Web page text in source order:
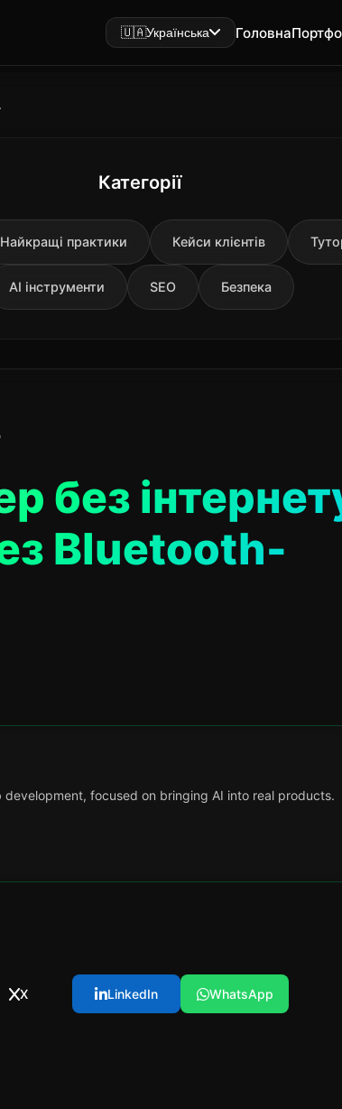
🇺🇦Українська Головна
Категорії
Найкращі практики Кейси клієнтів
AI інструменти SEO Безпека
без
Bluetooth-
development, focused on bringing AI into real products.
X LinkedIn WhatsApp